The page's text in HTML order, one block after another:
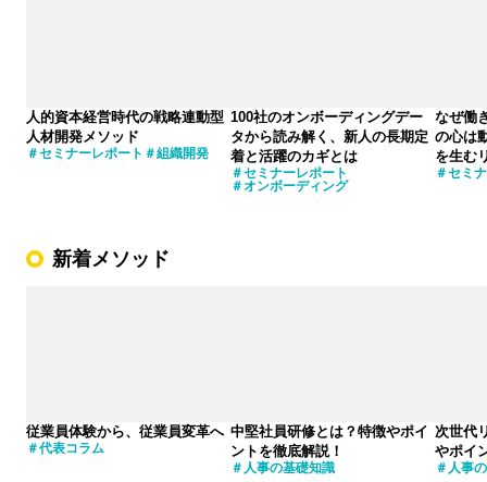
人的資本経営時代の戦略連動型
人材開発メソッド
セミナーレポート 組織開発
100社のオンボーディングデー
タから読み解く、新人の長期定
着と活躍のカギとは
セミナーレポート
オンボーディング
なぜ働
の心は
を生む
セミ
新着メソッド
従業員体験から、従業員変革へ
代表コラム
中堅社員研修とは？特徴やポイ
ントを徹底解説！
人事の基礎知識
次世代
やポイ
人事